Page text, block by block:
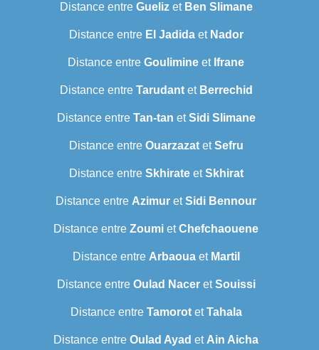
Distance entre Guelizet Ben Slimane
Distance entre El Jadidaet Nador
Distance entre Goulimine et Ifrane
Distance entre Tarudantet Berrechid
Distance entre Tan-tan etSidi Slimane
Distance entre OuarzazatetSefru
Distance entre SkhirateetSkhirat
Distance entre Azimur etSidi Bennour
Distance entre Zoumi etChefchaouene
Distance entre Arbaouaet Martil
Distance entre Oulad NaceretSouissi
Distance entre TamorotetTahala
Distance entre Oulad Ayad et Ain Aicha